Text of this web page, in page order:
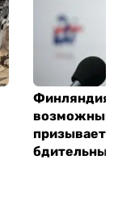
Финляндия
возможным
призывает